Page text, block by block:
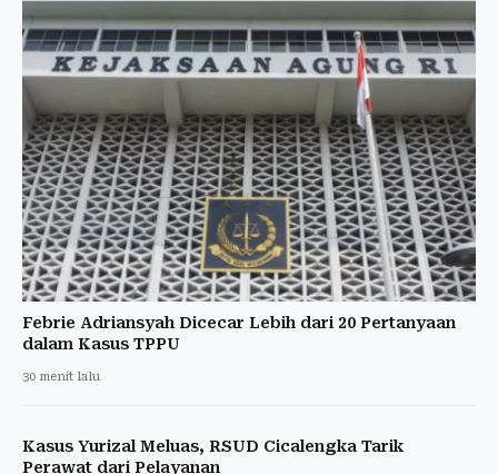
Febrie Adriansyah Dicecar Lebih dari 20 Pertanyaan
dalam Kasus TPPU
30 menit lalu
Kasus Yurizal Meluas, RSUD Cicalengka Tarik
Perawat dari Pelayanan